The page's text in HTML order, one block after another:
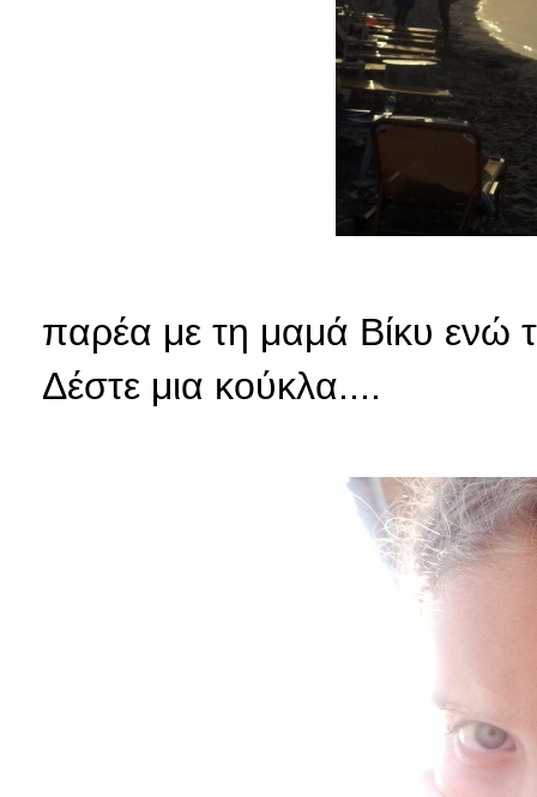
παρέα με τη μαμά Βίκυ ενώ
Δέστε μια κούκλα....